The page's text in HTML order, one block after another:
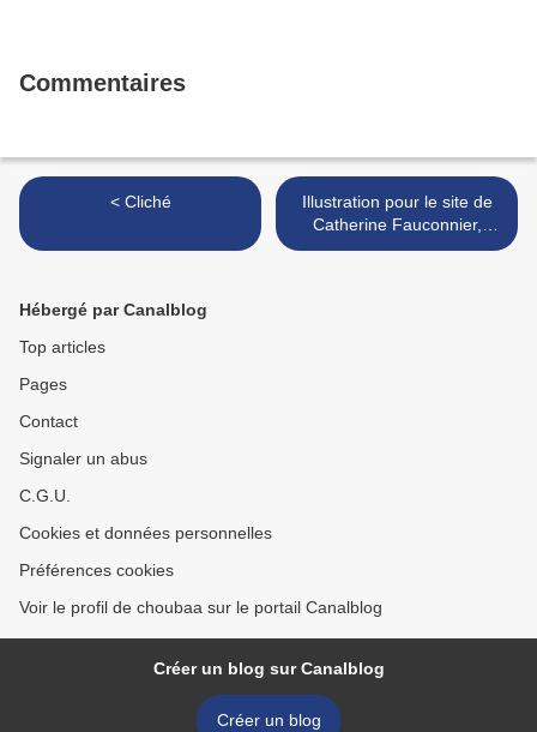
Commentaires
< Cliché
Illustration pour le site de
Catherine Fauconnier,
thérapeute créatrice de la
Hébergé par Canalblog
Top articles
Pages
Contact
Signaler un abus
C.G.U.
Cookies et données personnelles
Préférences cookies
Voir le profil de choubaa sur le portail Canalblog
Créer un blog sur Canalblog
Créer un blog